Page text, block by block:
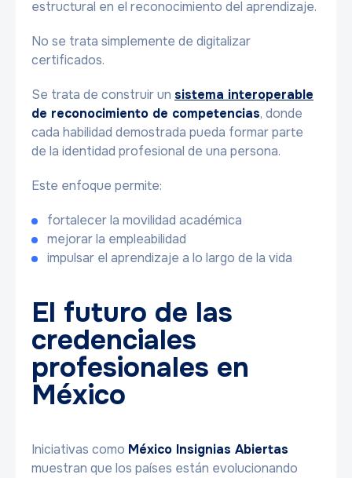
estructural en el reconocimiento del aprendizaje.
No se trata simplemente de digitalizar
certificados.
Se trata de construir un sistema interoperable
de reconocimiento de competencias, donde
cada habilidad demostrada pueda formar parte
de la identidad profesional de una persona.
Este enfoque permite:
fortalecer la movilidad académica
mejorar la empleabilidad
impulsar el aprendizaje a lo largo de la vida
El futuro de las
credenciales
profesionales en
México
Iniciativas como México Insignias Abiertas
muestran que los países están evolucionando